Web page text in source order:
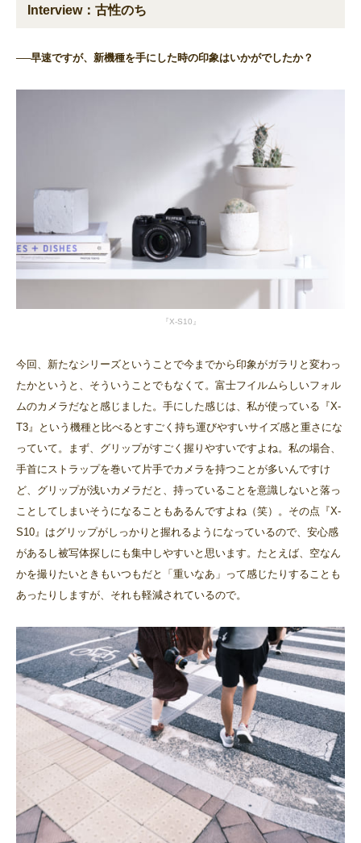
Interview：古性のち
──早速ですが、新機種を手にした時の印象はいかがでしたか？
『X-S10』
今回、新たなシリーズということで今までから印象がガラリと変わっ
たかというと、そういうことでもなくて。富士フイルムらしいフォル
ムのカメラだなと感じました。手にした感じは、私が使っている『X-
T3』という機種と比べるとすごく持ち運びやすいサイズ感と重さにな
っていて。まず、グリップがすごく握りやすいですよね。私の場合、
手首にストラップを巻いて片手でカメラを持つことが多いんですけ
ど、グリップが浅いカメラだと、持っていることを意識しないと落っ
ことしてしまいそうになることもあるんですよね（笑）。その点『X-
S10』はグリップがしっかりと握れるようになっているので、安心感
があるし被写体探しにも集中しやすいと思います。たとえば、空なん
かを撮りたいときもいつもだと「重いなあ」って感じたりすることも
あったりしますが、それも軽減されているので。